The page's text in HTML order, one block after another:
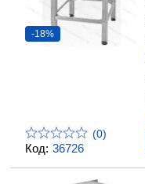
Код: 36726
-18%
(0)